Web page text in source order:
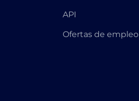
API
Ofertas de empleo